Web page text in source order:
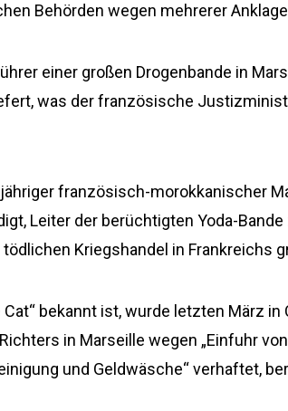
Behörden wegen mehrerer
einer großen Drogenbande in
was der französische
französisch-morokkanischer
Leiter der berüchtigten Yoda-
tödlichen Kriegshandel in Frankreichs
Cat“ bekannt ist, wurde letzten März
in Marseille wegen „Einfuhr
und Geldwäsche“ verhaftet,